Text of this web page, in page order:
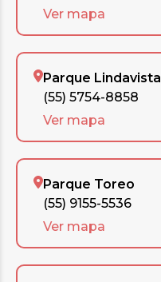
Ver mapa
Parque Lindavista
(55) 5754-8858
Ver mapa
Parque Toreo
(55) 9155-5536
Ver mapa